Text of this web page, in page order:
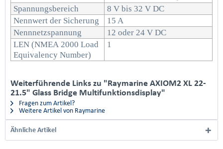
Spannungsbereich
8 V bis 32 V DC
Nennwert der Sicherung
15 A
Nennnetzspannung
12 oder 24 V DC
LEN (NMEA 2000 Load
Equivalency Number)
1
Weiterführende Links zu "Raymarine AXIOM2 XL 22-
21.5" Glass Bridge Multifunktionsdisplay"
Fragen zum Artikel?
Weitere Artikel von Raymarine
Ähnliche Artikel